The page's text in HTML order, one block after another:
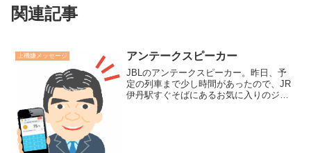
関連記事
上機嫌メッセージ アンテークスピーカー
JBLのアンテークスピーカー。昨日、予
定の列車まで少し時間があったので、JR
伊丹駅すぐそばにあるお気に入りのジャ